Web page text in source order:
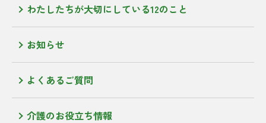
わたしたちが大切にしている12のこと
お知らせ
よくあるご質問
介護のお役立ち情報